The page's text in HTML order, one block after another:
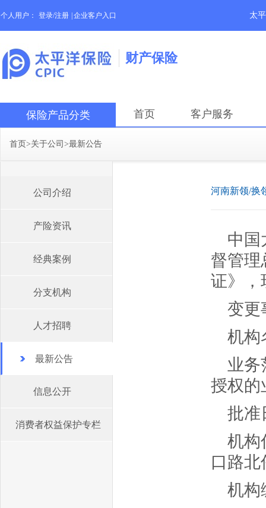
个人用户： 登录/注册 企业客户入口 太
财产保险
保险产品分类 首页 客户服务
首页>关于公司 >最新公告
公司介绍
产险资讯
经典案例
分支机构
人才招聘
最新公告
信息公开
消费者权益保护专栏
河南新领/换
中国
督管理
证》，
变更
机构
业务
授权的
批准
机构
口路北
机构